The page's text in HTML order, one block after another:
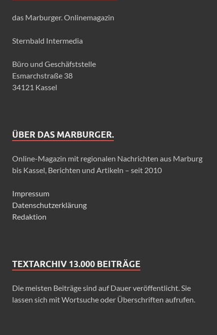
das Marburger. Onlinemagazin
Sternbald Intermedia
Büro und Geschäfststelle
Esmarchstraße 38
34121 Kassel
ÜBER DAS MARBURGER.
Online-Magazin mit regionalen Nachrichten aus Marburg
bis Kassel, Berichten und Artikeln – seit 2010
Impressum
Datenschutzerklärung
Redaktion
TEXTARCHIV 13.000 BEITRÄGE
Die meisten Beiträge sind auf Dauer veröffentlicht. Sie
lassen sich mit Wortsuche oder Überschriften aufrufen.